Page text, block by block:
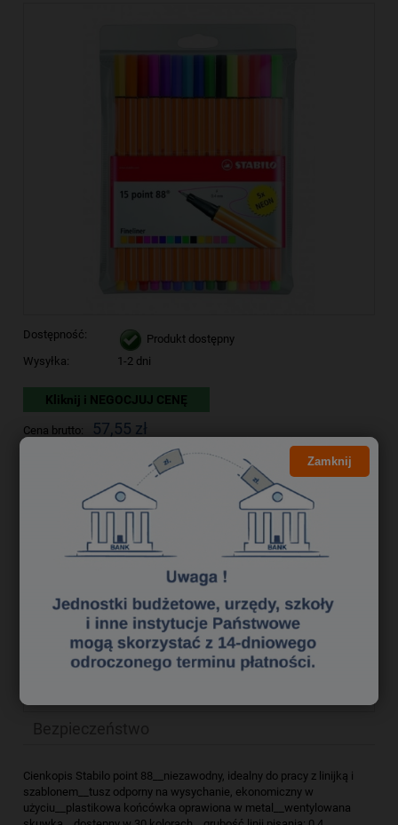
Dostępność:
Produkt dostępny
Wysyłka:
1-2 dni
Kliknij i NEGOCJUJ CENĘ
Cena brutto: 57,55 zł
do koszyka
dodaj do przechowalni
Producent:
Kod produktu:
cik2090245
zapytaj o produkt
poleć znajomemu
Cienkopis Stabilo point 88__niezawodny, idealny do pracy z linijką i
szablonem__tusz odporny na wysychanie, ekonomiczny w
użyciu__plastikowa końcówka oprawiona w metal__wentylowana
Zamknij